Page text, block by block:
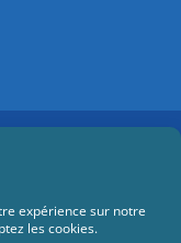
du site